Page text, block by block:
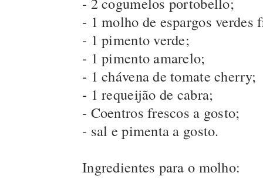
- 1 molho de espargos verdes
- 1 pimento verde;
- 1 pimento amarelo;
- 1 chávena de tomate cherry;
- 1 requeijão de cabra;
- Coentros frescos a gosto;
- sal e pimenta a gosto.
Ingredientes para o molho: